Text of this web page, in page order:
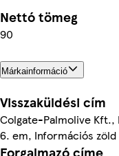
Nettó tömeg
90
Márkainformáció
Visszaküldési cím
Colgate-Palmolive Kft.,
6. em, Információs zöld